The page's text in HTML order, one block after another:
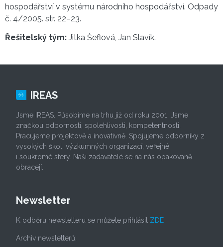
hospodářství v systému národního hospodářství. Odpady
č. 4/2005. str. 22–23.
Řešitelský tým: Jitka Šeflová, Jan Slavík.
IREAS
Jsme IREAS. Působíme na trhu již od roku 2001. Jsme
značkou odbornosti, spolehlivosti, kompetentnosti.
Pracujeme projektově a inovativně. Spojujeme odborníky z
vysokých škol, výzkumných organizací, veřejné
i soukromé sféry. Naši zadavatelé se na nás opakovaně
obracejí.
Newsletter
K odběru newsletteru se můžete přihlásit ZDE
Archiv newsletterů: